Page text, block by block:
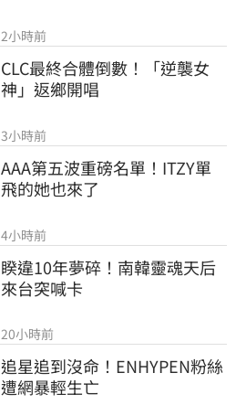
2小時前
CLC最終合體倒數！「逆襲女
神」返鄉開唱
3小時前
AAA第五波重磅名單！ITZY單
飛的她也來了
4小時前
睽違10年夢碎！南韓靈魂天后
來台突喊卡
20小時前
追星追到沒命！ENHYPEN粉絲
遭網暴輕生亡